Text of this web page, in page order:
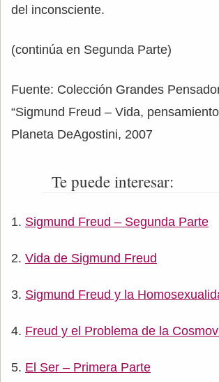
del inconsciente.
(continúa en Segunda Parte)
Fuente: Colección Grandes
“Sigmund Freud – Vida,
Planeta DeAgostini, 2007
Te puede interesar:
Sigmund Freud – Segunda Parte
Vida de Sigmund Freud
Sigmund Freud y la
Freud y el Problema de la
El Ser – Primera Parte